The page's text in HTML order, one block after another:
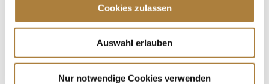
Cookies zulassen
Auswahl erlauben
Nur notwendige Cookies verwenden
Mit der Unterstützung der Familie Rosendahl blickt
Calvin zuversichtlich auf die kommenden sportlichen